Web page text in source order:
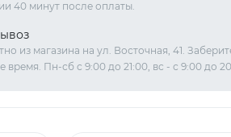
40 минут после оплаты.
из магазина на ул. Восточная, 41.
время. Пн-сб с 9:00 до 21:00, вс - с 9:00 до